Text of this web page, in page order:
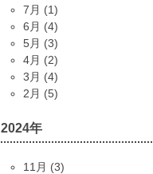
7月 (1)
6月 (4)
5月 (3)
4月 (2)
3月 (4)
2月 (5)
2024年
11月 (3)